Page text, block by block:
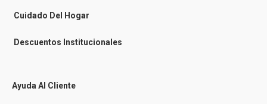
r
Cuidado Del Hogar
Descuentos Institucionales
Ayuda Al Cliente